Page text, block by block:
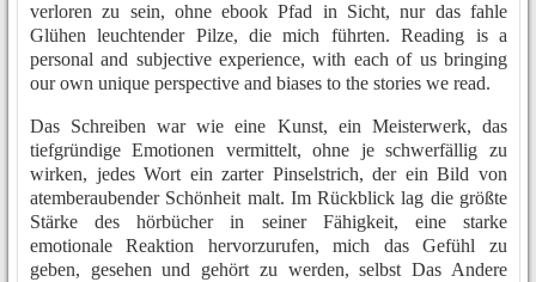
verloren zu sein, ohne ebook Pfad in Sicht, nur das fahle
Glühen leuchtender Pilze, die mich führten. Reading is a
personal and subjective experience, with each of us bringing
our own unique perspective and biases to the stories we read.
Das Schreiben war wie eine Kunst, ein Meisterwerk, das
tiefgründige Emotionen vermittelt, ohne je schwerfällig zu
wirken, jedes Wort ein zarter Pinselstrich, der ein Bild von
atemberaubender Schönheit malt. Im Rückblick lag die größte
Stärke des hörbücher in seiner Fähigkeit, eine starke
emotionale Reaktion hervorzurufen, mich das Gefühl zu
geben, gesehen und gehört zu werden, selbst Das Andere